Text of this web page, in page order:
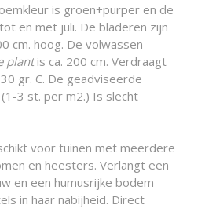
is groen+purper en de
en met juli. De bladeren zijn
cm. hoog. De volwassen
plantis ca. 200 cm. Verdraagt
gr. C. De geadviseerde
3 st. per m2.) Is slecht
voor tuinen met meerdere
en heesters. Verlangt een
en een humusrijke bodem
in haar nabijheid. Direct